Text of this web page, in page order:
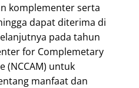
komplementer serta
dapat diterima di
pada tahun
for Complemetary
(NCCAM) untuk
manfaat dan